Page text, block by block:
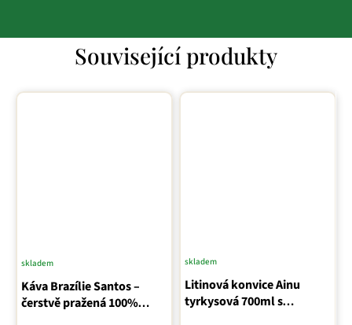
Související produkty
Káva Brazílie Santos –
čerstvě pražená 100%
Průměrné
hodnocení
produktu
skladem
Litinová konvice Ainu
tyrkysová 700ml s
skladem